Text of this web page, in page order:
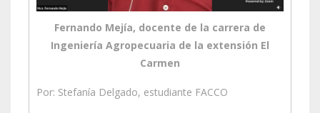
Fernando Mejía, docente de la carrera de
Ingeniería Agropecuaria de la extensión El
Carmen
Por: Stefanía Delgado, estudiante FACCO